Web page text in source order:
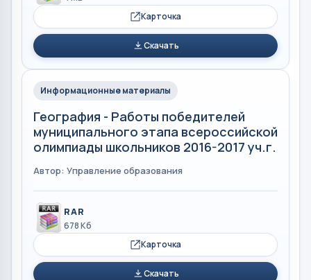
Карточка
Скачать
Информационные материалы
География - Работы победителей
муниципального этапа всероссийской
олимпиады школьников 2016-2017 уч.г.
Автор: Управление образования
RAR
678 Кб
Карточка
Скачать